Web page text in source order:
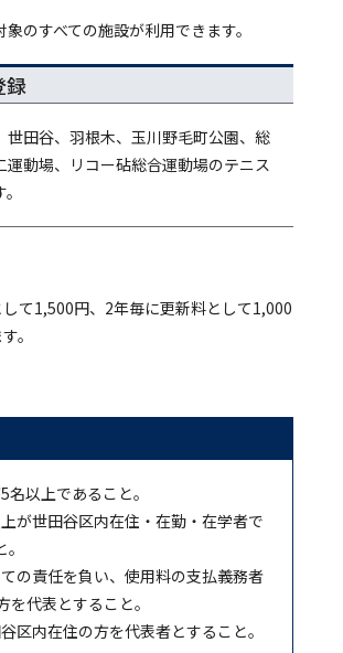
象のすべての施設が利用できます。
録
世田谷、羽根木、玉川野毛町公園、総
運動場、リコー砧総合運動場のテニス
て1,500円、2年毎に更新料として1,000
。
以上であること。
が世田谷区内在住・在勤・在学者で
の責任を負い、使用料の支払義務者
を代表とすること。
区内在住の方を代表者とすること。